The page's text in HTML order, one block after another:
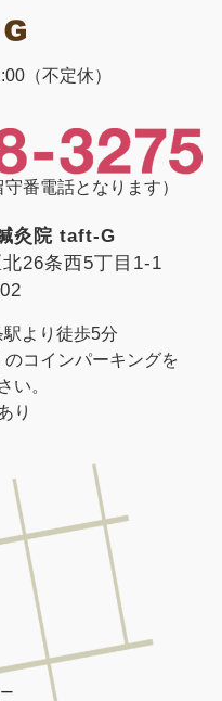
（不定休）
番電話となります）
灸院 taft-G
26条西5丁目1-1
より徒歩5分
コインパーキングを
い。
り